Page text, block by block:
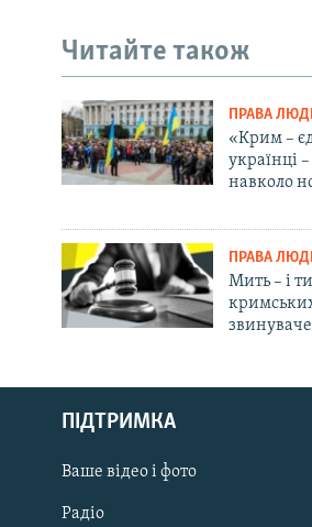
Русский
Qırımtatar
ДОЛУЧАЙСЯ!
Читайте також
ПРАВА
«Крим –
українці
навколо
ПРАВА
Мить – і
ПІДТРИМКА
Ваше відео і фото
Радіо